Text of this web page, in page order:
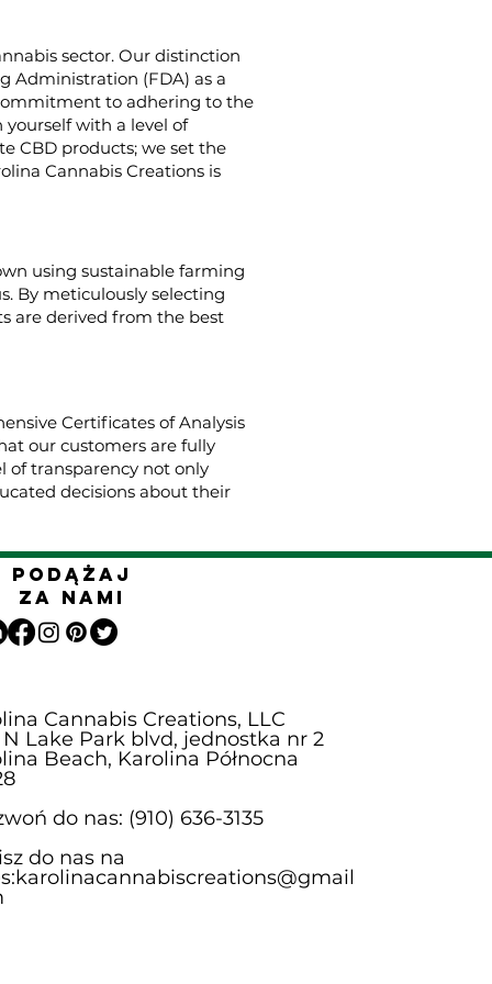
sector. Our distinction
Administration (FDA) as a
to adhering to the
with a level of
CBD products; we set the
Cannabis Creations is
using sustainable farming
By meticulously selecting
are derived from the best
Certificates of Analysis
our customers are fully
of transparency not only
decisions about their
Podążaj
za nami
Cannabis Creations, LLC
N Lake Park blvd, jednostka nr 2
Beach, Karolina Północna
do nas: (910) 636-3135
do nas na
karolinacannabiscreations@gmail